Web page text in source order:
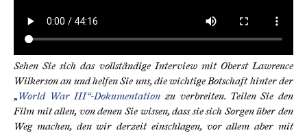
Sehen Sie sich das vollständige Interview mit Oberst Lawrence
Wilkerson an und helfen Sie uns, die wichtige Botschaft hinter der
„ World War III“-Dokumentation zu verbreiten. Teilen Sie den
Film mit allen, von denen Sie wissen, dass sie sich Sorgen über den
Weg machen, den wir derzeit einschlagen, vor allem aber mit